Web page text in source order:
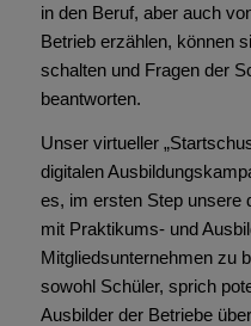
in den Beruf, aber auch
Betrieb erzählen, können
schalten und Fragen der
beantworten.
Unser virtueller
digitalen
es, im ersten Step unsere
mit Praktikums- und
Mitgliedsunternehmen zu
sowohl Schüler, sprich
Ausbilder der Betriebe